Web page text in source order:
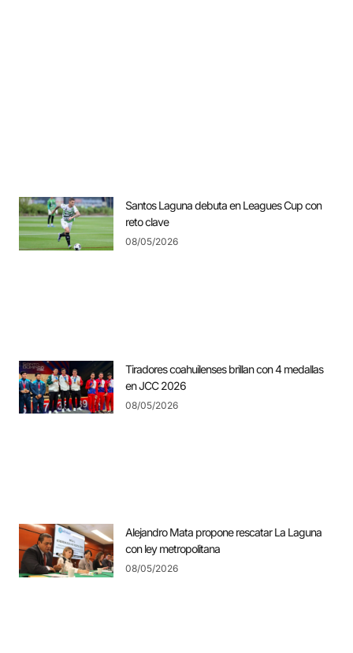
Santos Laguna debuta en Leagues Cup con
reto clave
08/05/2026
Tiradores coahuilenses brillan con 4 medallas
en JCC 2026
08/05/2026
Alejandro Mata propone rescatar La Laguna
con ley metropolitana
08/05/2026